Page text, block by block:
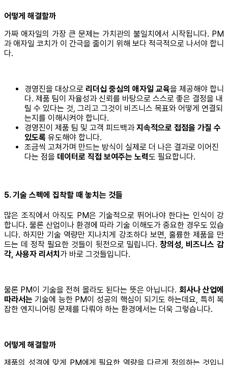
어떻게 해결할까
가짜 애자일의 가장 큰 문제는 가치관의 불일치에서 시작됩니다. PM
과 애자일 코치가 이 간극을 줄이기 위해 보다 적극적으로 나서야 합니
다.
경영진을 대상으로 리더십 중심의 애자일 교육을 제공해야 합니
다. 제품 팀이 자율성과 신뢰를 바탕으로 스스로 좋은 결정을 내
릴 수 있다는 것, 그리고 그것이 비즈니스 목표와 어떻게 연결되
는지를 이해시켜야 합니다.
경영진이 제품 팀 및 고객 피드백과지속적으로 접점을 가질 수
있도록 유도해야 합니다.
조금씩 고쳐가며 만드는 방식이 실제로 더 나은 결과로 이어진
다는 점을 데이터로 직접 보여주는 노력도 필요합니다.
5. 기술 스펙에 집착할 때 놓치는 것들
많은 조직에서 아직도 PM은 기술적으로 뛰어나야 한다는 인식이 강
합니다. 물론 산업이나 환경에 따라 기술 이해도가 중요한 경우도 있습
니다. 하지만 기술 역량만 지나치게 강조하다 보면, 훌륭한 제품을 만
드는 데 정작 필요한 것들이 뒷전으로 밀립니다. 창의성, 비즈니스 감
각, 사용자 리서치 가 바로 그것들입니다.
물론 PM이 기술을 전혀 몰라도 된다는 뜻은 아닙니다. 회사나 산업에
따라서는 기술에 능한 PM이 성공의 핵심이 되기도 하는데요, 특히 복
잡한 엔지니어링 문제를 다뤄야 하는 환경에서는 더욱 그렇습니다.
어떻게 해결할까
제품의 성격에 맞게 PM에게 필요한 역량을 다르게 정의하는 것입니